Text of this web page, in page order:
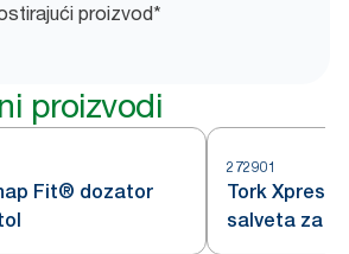
proizvod*
proizvodi
Fit® dozator
272901
Tork
salveta za